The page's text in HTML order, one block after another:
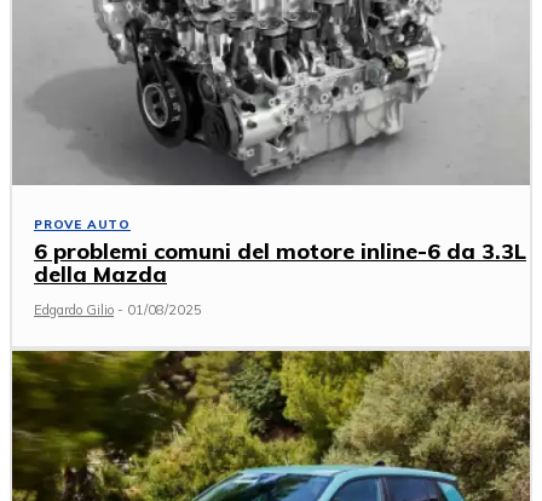
PROVE AUTO
6 problemi comuni del motore inline-6 da 3.3L
della Mazda
Edgardo Gilio - 01/08/2025